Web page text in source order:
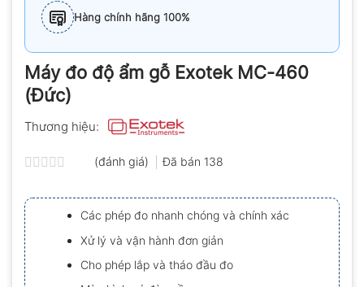
Hàng chính hãng 100%
Máy đo độ ẩm gỗ Exotek MC-460
(Đức)
Thương hiệu:
xếp
hạng
0.0
5
sao
(đánh giá) Đã bán 138
Các phép đo nhanh chóng và chính xác
Xử lý và vận hành đơn giản
Cho phép lắp và tháo đầu đo